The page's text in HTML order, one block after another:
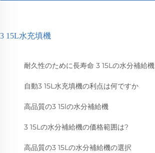
3 15L水充填機
耐久性のために長寿命 3 15Lの水分補給機
自動3 15L水充填機の利点は何ですか
高品質の3 15lの水分補給機
3 15Lの水分補給機の価格範囲は?
高品質の3 15Lの水分補給機の選択